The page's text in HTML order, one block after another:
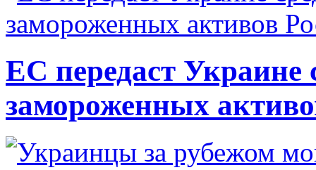
ЕС передаст Украине
замороженных